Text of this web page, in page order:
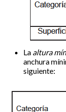
La altura
anchura
siguiente: